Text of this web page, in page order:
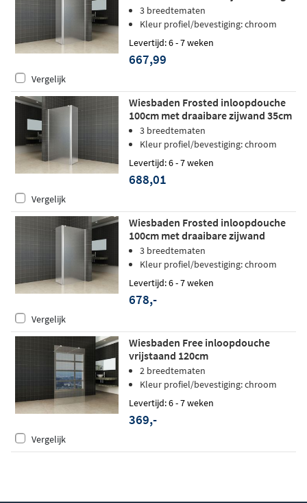
- rechts
3 breedtematen
Kleur profiel/bevestiging: chroom
Levertijd: 6 - 7 weken
667,99
Vergelijk
Wiesbaden Frosted inloopdouche
100cm met draaibare zijwand 35cm
matglas - links
3 breedtematen
Kleur profiel/bevestiging: chroom
Levertijd: 6 - 7 weken
688,01
Vergelijk
Wiesbaden Frosted inloopdouche
100cm met draaibare zijwand
matglas - rechts
3 breedtematen
Kleur profiel/bevestiging: chroom
Levertijd: 6 - 7 weken
678,-
Vergelijk
Wiesbaden Free inloopdouche
vrijstaand 120cm
2 breedtematen
Kleur profiel/bevestiging: chroom
Levertijd: 6 - 7 weken
369,-
Vergelijk